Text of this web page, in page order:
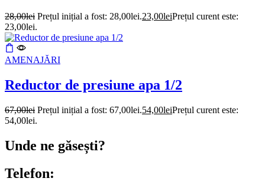
28,00lei Prețul inițial a fost: 28,00lei.23,00leiPrețul curent este:
23,00lei.
AMENAJĂRI
Reductor de presiune apa 1/2
67,00lei Prețul inițial a fost: 67,00lei.54,00leiPrețul curent este:
54,00lei.
Unde ne găsești?
Telefon: